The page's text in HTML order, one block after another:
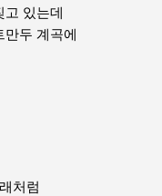
있는데
두 계곡에
처럼